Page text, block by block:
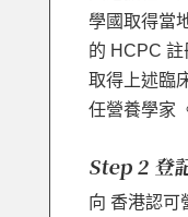
學國取得當
的 HCPC
取得上述臨
任營養學家
Step 2 登
向 香港認可